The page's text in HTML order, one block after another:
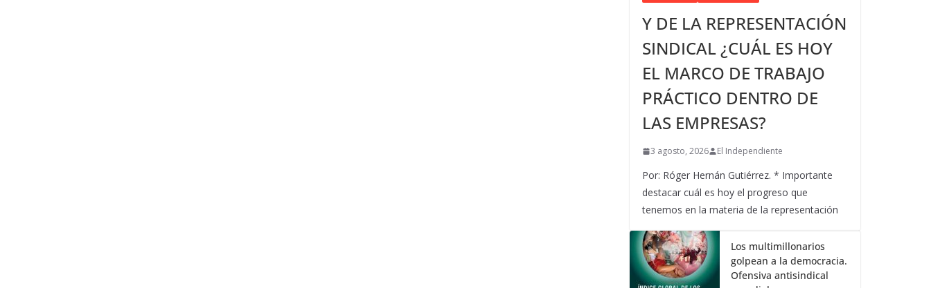
Y DE LA REPRESENTACIÓN
SINDICAL ¿CUÁL ES HOY
EL MARCO DE TRABAJO
PRÁCTICO DENTRO DE
LAS EMPRESAS?
3 agosto, 2026 El Independiente
Por: Róger Hernán Gutiérrez. * Importante
destacar cuál es hoy el progreso que
tenemos en la materia de la representación
Los multimillonarios
golpean a la democracia.
Ofensiva antisindical